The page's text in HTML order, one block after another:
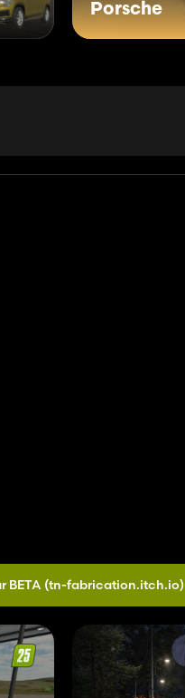
Porsche
BETA (tn-fabrication.itch.io)